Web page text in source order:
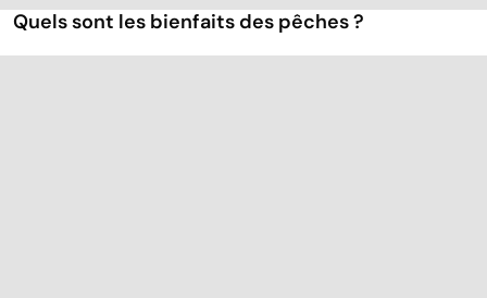
Quels sont les bienfaits des pêches ?